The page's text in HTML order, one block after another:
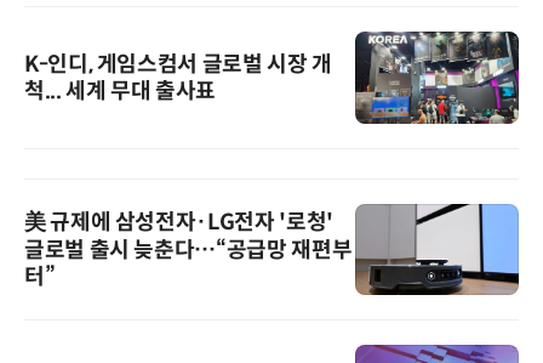
K-인디, 게임스컴서 글로벌 시장 개
척... 세계 무대 출사표
美 규제에 삼성전자·LG전자 '로청'
글로벌 출시 늦춘다…“공급망 재편부
터”